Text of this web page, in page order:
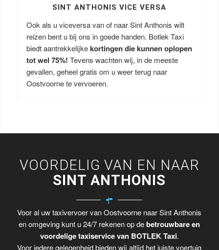
SINT ANTHONIS VICE VERSA
Ook als u viceversa van of naar Sint Anthonis wilt
reizen bent u bij ons in goede handen. Botlek Taxi
biedt aantrekkelijkekortingen die kunnen oplopen
tot wel 75%! Tevens wachten wij, in de meeste
gevallen, geheel gratis om u weer terug naar
Oostvoorne te vervoeren.
VOORDELIG VAN EN NAAR
SINT ANTHONIS
Voor al uw taxivervoer van Oostvoorne naar Sint Anthonis
en omgeving kunt u 24/7 rekenen op debetrouwbare en
voordelige taxiservice van BOTLEK Taxi.
Voor iedere gelegenheid bieden wij altijd het juiste voertuig